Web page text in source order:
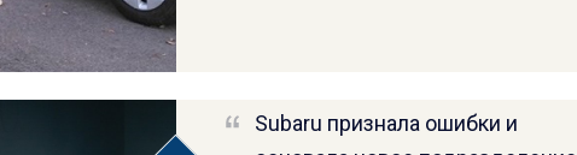
Subaru признала ошибки и